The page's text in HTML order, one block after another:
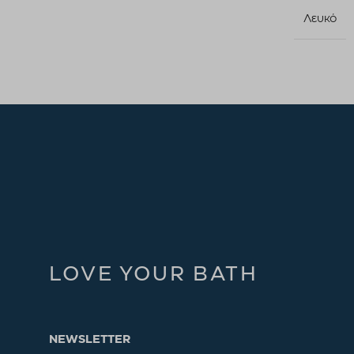
Λευκό
LOVE YOUR BATH
NEWSLETTER